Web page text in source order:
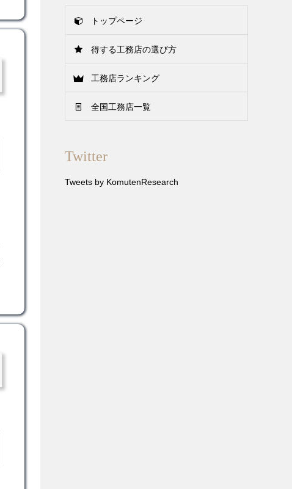
トップページ
得する工務店の選び方
工務店ランキング
全国工務店一覧
Twitter
Tweets by KomutenResearch